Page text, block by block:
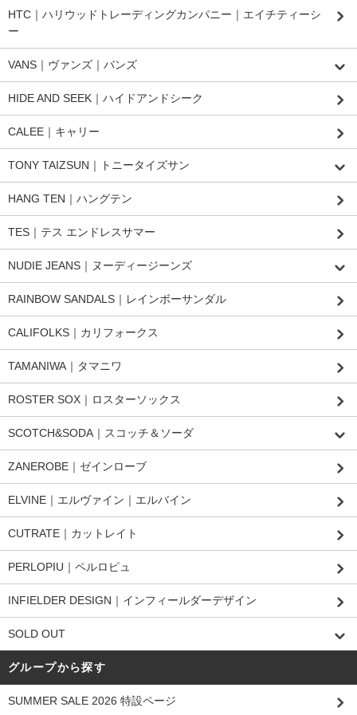
HTC｜ハリウッドトレーディングカンパニー｜エイチティーシ
ー
VANS｜ヴァンズ｜バンズ
HIDE AND SEEK｜ハイドアンドシーク
CALEE｜キャリー
TONY TAIZSUN｜トニータイズサン
HANG TEN｜ハングテン
TES｜テス エンドレスサマー
NUDIE JEANS｜ヌーディージーンズ
RAINBOW SANDALS｜レインボーサンダル
CALIFOLKS｜カリフォークス
TAMANIWA｜タマニワ
ROSTER SOX｜ロスターソックス
SCOTCH&SODA｜スコッチ＆ソーダ
ZANEROBE｜ゼインローブ
ELVINE｜エルヴァイン｜エルバイン
CUTRATE｜カットレイト
PERLOPIU｜ペルロピュ
INFIELDER DESIGN｜インフィールダーデザイン
SOLD OUT
グループから探す
SUMMER SALE 2026 特設ページ